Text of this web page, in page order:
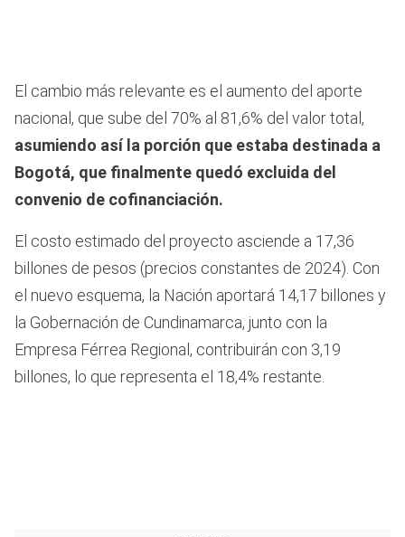
El cambio más relevante es el aumento del aporte
nacional, que sube del 70% al 81,6% del valor total,
asumiendo así la porción que estaba destinada a
Bogotá, que finalmente quedó excluida del
convenio de cofinanciación.
El costo estimado del proyecto asciende a 17,36
billones de pesos (precios constantes de 2024). Con
el nuevo esquema, la Nación aportará 14,17 billones y
la Gobernación de Cundinamarca, junto con la
Empresa Férrea Regional, contribuirán con 3,19
billones, lo que representa el 18,4% restante.